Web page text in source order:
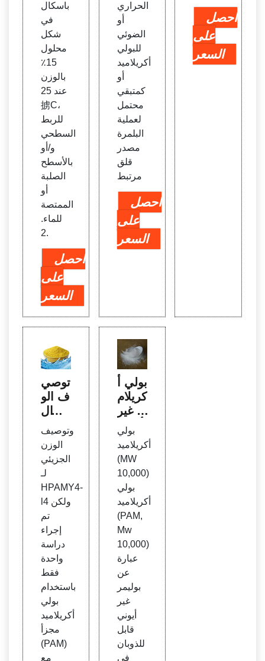
باسكال
في
شكل
محلول
15٪
بالوزن
عند 25
掳C،
للربط
السطحي
و/أو
بالأسطح
الصلبة
أو
الممتصة
للماء.
2.
احصل
على
السعر
الحراري
أو
الضوئي
للبولي
أكريلاميد
أو
كمتبقي
محتمل
لعملية
البلمرة
مصدر
قلق
مرتبط
احصل
على
السعر
احصل
على
السعر
توصي
ف الو
زن ال
ي لخ
صائ
ص بو
لي (أ
كريلام
وتوصيف
الوزن
الجزيئي
لـ
HPAMY4-
l4 ولكن
تم
إجراء
دراسة
واحدة
فقط
باستخدام
بولي
أكريلاميد
مجزأ
(PAM)
مع
بولي أ
كريلام
يد غير
أيوني
منخف
ض ال
وزن ا
لجزيئ
ي في
أوزبك
ستان
بولي
أكريلاميد
(MW
10,000)
بولي
أكريلاميد
(PAM,
Mw
10,000)
عبارة
عن
بوليمر
غير
أيوني
قابل
للذوبان
في